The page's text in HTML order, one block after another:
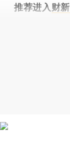
推荐进入 财